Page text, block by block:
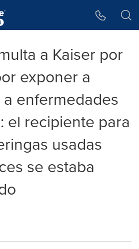
a Kaiser por
exponer a
enfermedades
el recipiente para
usadas
se estaba